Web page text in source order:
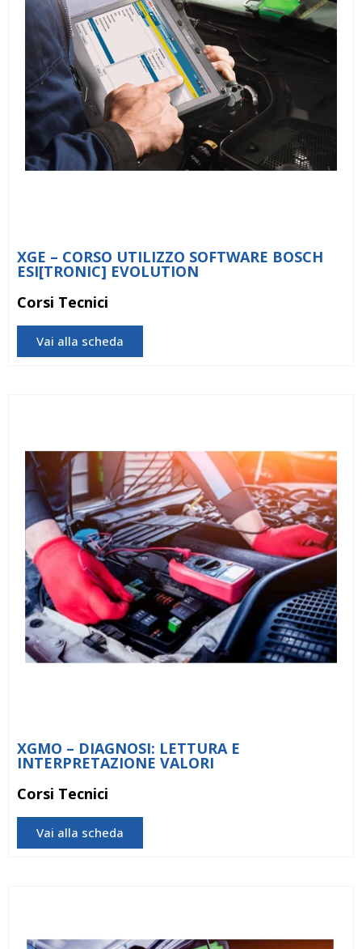
XGE – CORSO UTILIZZO SOFTWARE BOSCH
ESI[TRONIC] EVOLUTION
Corsi Tecnici
Vai alla scheda
XGMO – DIAGNOSI: LETTURA E
INTERPRETAZIONE VALORI
Corsi Tecnici
Vai alla scheda